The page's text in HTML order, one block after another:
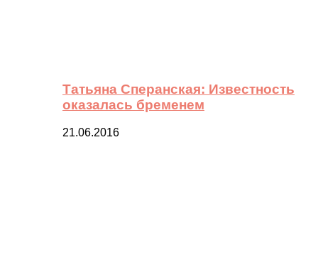
Татьяна Сперанская: Известность
оказалась бременем
21.06.2016